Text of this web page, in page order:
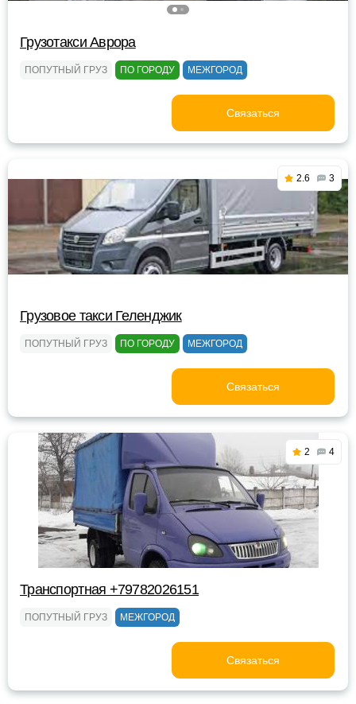
Грузотакси Аврора
ПОПУТНЫЙ ГРУЗ ПО ГОРОДУ МЕЖГОРОД
Связаться
2.6 3
Грузовое такси Геленджик
ПОПУТНЫЙ ГРУЗ ПО ГОРОДУ МЕЖГОРОД
Связаться
2 4
Транспортная +79782026151
ПОПУТНЫЙ ГРУЗ МЕЖГОРОД
Связаться